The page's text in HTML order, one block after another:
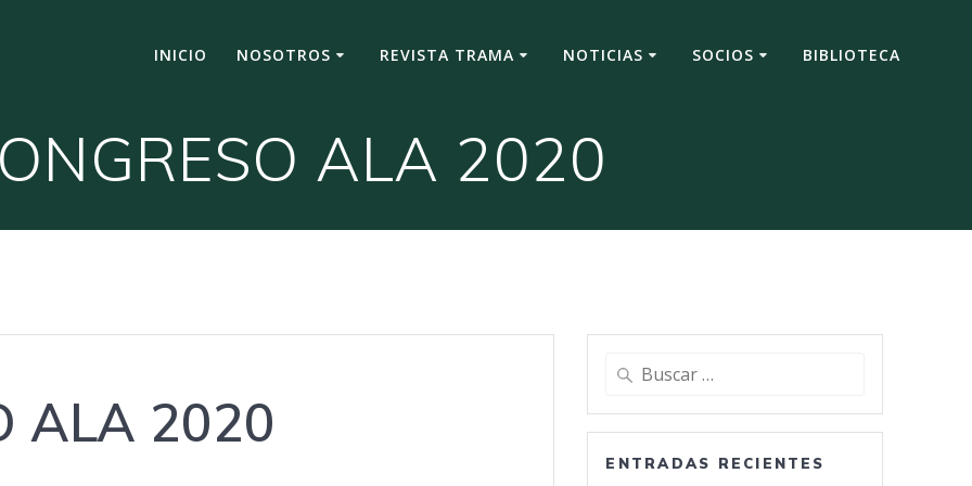
INICIO NOSOTROS REVISTA TRAMA NOTICIAS SOCIOS BIBLIOTECA
ALA 2020
ALA 2020
Buscar:
ENTRADAS RECIENTES